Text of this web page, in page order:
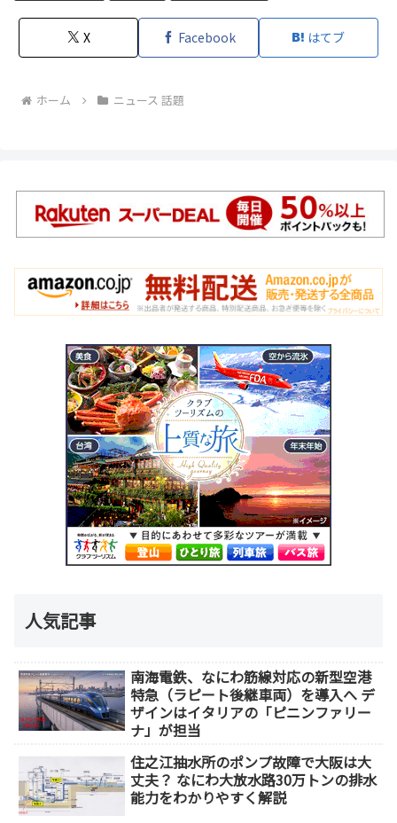
X Facebook はてブ
ホーム ニュース 話題
人気記事
南海電鉄、なにわ筋線対応の新型空港
特急（ラピート後継車両）を導入へ デ
ザインはイタリアの「ピニンファリー
ナ」が担当
住之江抽水所のポンプ故障で大阪は大
丈夫？ なにわ大放水路30万トンの排水
能力をわかりやすく解説